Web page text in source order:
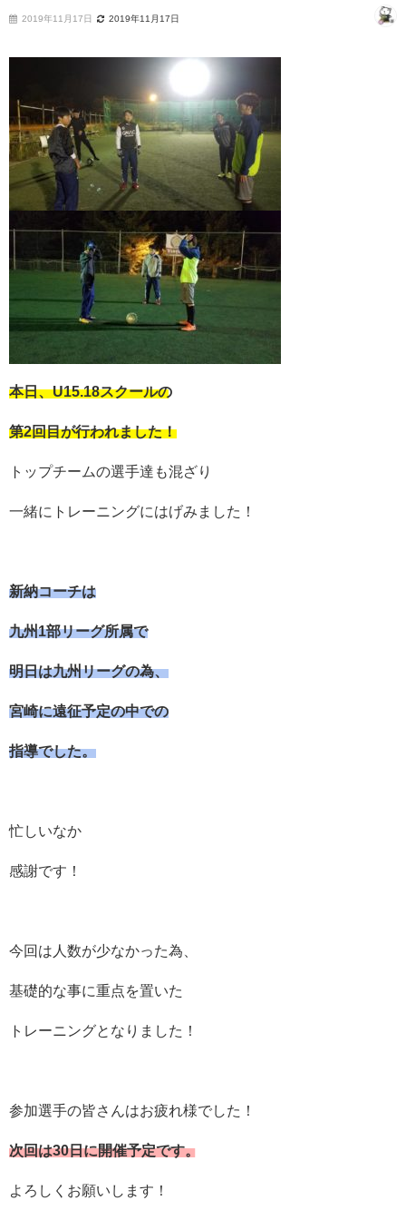
2019年11月17日 2019年11月17日
本日、U15.18スクールの
第2回目が行われました！
トップチームの選手達も混ざり
一緒にトレーニングにはげみました！
新納コーチは
九州1部リーグ所属で
明日は九州リーグの為、
宮崎に遠征予定の中での
指導でした。
忙しいなか
感謝です！
今回は人数が少なかった為、
基礎的な事に重点を置いた
トレーニングとなりました！
参加選手の皆さんはお疲れ様でした！
次回は30日に開催予定です。
よろしくお願いします！